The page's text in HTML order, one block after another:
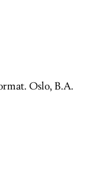
Oslo, B.A.